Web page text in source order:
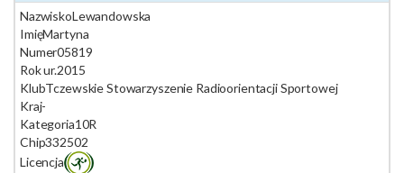
NazwiskoLewandowska
ImięMartyna
Numer05819
Rok ur.2015
KlubTczewskie Stowarzyszenie Radioorientacji Sportowej
Kraj-
Kategoria10R
Chip332502
Licencja